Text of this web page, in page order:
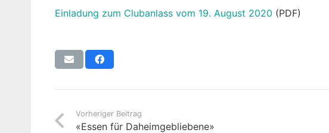
Einladung zum Clubanlass vom 19. August 2020 (PDF)
Vorheriger Beitrag
«Essen für Daheimgebliebene»